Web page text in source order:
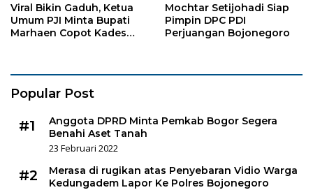
Viral Bikin Gaduh, Ketua
Umum PJI Minta Bupati
Marhaen Copot Kades
Mochtar Setijohadi Siap
Pimpin DPC PDI
Perjuangan Bojonegoro
Popular Post
#1
Anggota DPRD Minta Pemkab Bogor Segera
Benahi Aset Tanah
23 Februari 2022
#2
Merasa di rugikan atas Penyebaran Vidio Warga
Kedungadem Lapor Ke Polres Bojonegoro